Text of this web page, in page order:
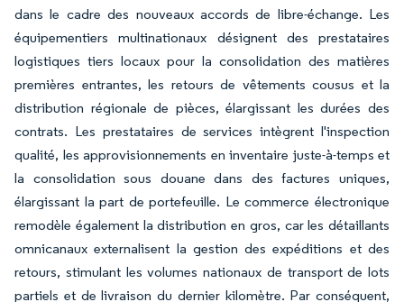
dans le cadre des nouveaux accords de libre-échange. Les
équipementiers multinationaux désignent des prestataires
logistiques tiers locaux pour la consolidation des matières
premières entrantes, les retours de vêtements cousus et la
distribution régionale de pièces, élargissant les durées des
contrats. Les prestataires de services intègrent l'inspection
qualité, les approvisionnements en inventaire juste-à-temps et
la consolidation sous douane dans des factures uniques,
élargissant la part de portefeuille. Le commerce électronique
remodèle également la distribution en gros, car les détaillants
omnicanaux externalisent la gestion des expéditions et des
retours, stimulant les volumes nationaux de transport de lots
partiels et de livraison du dernier kilomètre. Par conséquent,